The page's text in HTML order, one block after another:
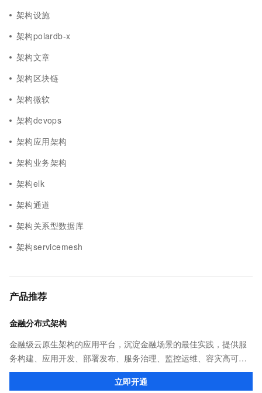
架构设施
架构polardb-x
架构文章
架构区块链
架构微软
架构devops
架构应用架构
架构业务架构
架构elk
架构通道
架构关系型数据库
架构servicemesh
产品推荐
金融分布式架构
金融级云原生架构的应用平台，沉淀金融场景的最佳实践，提供服
务构建、应用开发、部署发布、服务治理、监控运维、容灾高可用
等全栈式解决方案，兼容Dubbo、Spring Cloud等微服务运行环
境，助力客户各类应用轻松转型分布式架构
立即开通